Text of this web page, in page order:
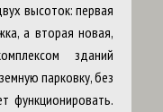
высоток: первая
а вторая новая,
зданий
парковку, без
функционировать.